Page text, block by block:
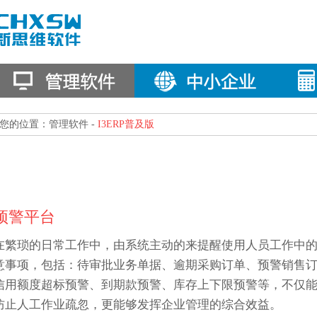
的位置：管理软件 - I3ERP普及版
警平台
繁琐的日常工作中，由系统主动的来提醒使用人员工作中
事项，包括：待审批业务单据、逾期采购订单、预警销售
用额度超标预警、到期款预警、库存上下限预警等，不仅
止人工作业疏忽，更能够发挥企业管理的综合效益。